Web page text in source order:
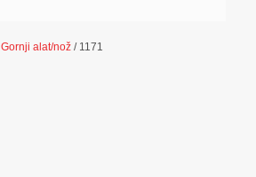
Gornji alat/nož / 1171